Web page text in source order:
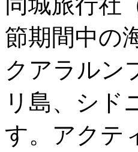
節期間中の
クアラルン
リ島、シド
す。アクテ